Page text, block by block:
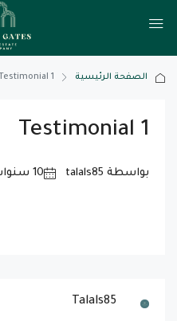
الصفحة الرئيسية Testimonial 1
Testimonial 1
بواسطة talals85
Talals85